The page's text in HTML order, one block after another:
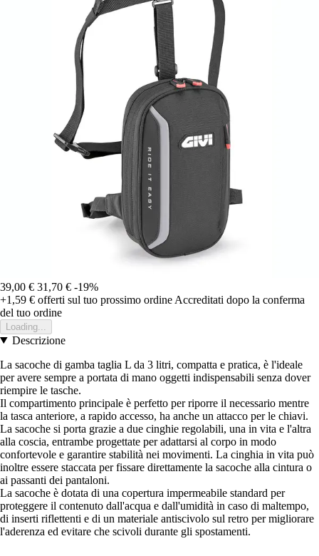
39,00 € 31,70 € -19%
+1,59 € offerti sul tuo prossimo ordine Accreditati dopo la conferma
del tuo ordine
Loading...
Descrizione
La sacoche di gamba taglia L da 3 litri, compatta e pratica, è l'ideale
per avere sempre a portata di mano oggetti indispensabili senza dover
riempire le tasche.
Il compartimento principale è perfetto per riporre il necessario mentre
la tasca anteriore, a rapido accesso, ha anche un attacco per le chiavi.
La sacoche si porta grazie a due cinghie regolabili, una in vita e l'altra
alla coscia, entrambe progettate per adattarsi al corpo in modo
confortevole e garantire stabilità nei movimenti. La cinghia in vita può
inoltre essere staccata per fissare direttamente la sacoche alla cintura o
ai passanti dei pantaloni.
La sacoche è dotata di una copertura impermeabile standard per
proteggere il contenuto dall'acqua e dall'umidità in caso di maltempo,
di inserti riflettenti e di un materiale antiscivolo sul retro per migliorare
l'aderenza ed evitare che scivoli durante gli spostamenti.